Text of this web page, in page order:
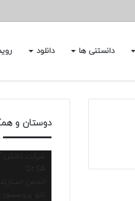
دانستنی ها دانلود
دوستان و
شرکت دانش
انجمن
نانو پروسسور